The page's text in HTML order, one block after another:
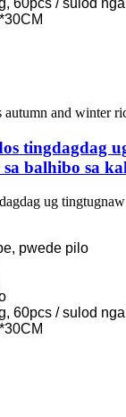
60pcs / sulod
tingdagdag
balhibo sa
ug
pwede pilo
60pcs / sulod